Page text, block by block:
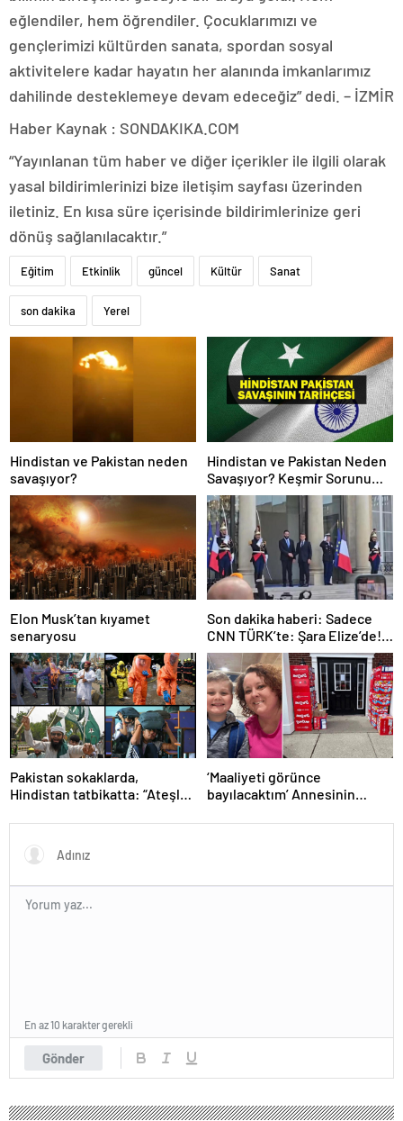
eğlendiler, hem öğrendiler. Çocuklarımızı ve
gençlerimizi kültürden sanata, spordan sosyal
aktivitelere kadar hayatın her alanında imkanlarımız
dahilinde desteklemeye devam edeceğiz” dedi. – İZMİR
Haber Kaynak : SONDAKIKA.COM
“Yayınlanan tüm haber ve diğer içerikler ile ilgili olarak
yasal bildirimlerinizi bize iletişim sayfası üzerinden
iletiniz. En kısa süre içerisinde bildirimlerinize geri
dönüş sağlanılacaktır.”
Eğitim Etkinlik güncel Kültür Sanat
son dakika Yerel
Hindistan ve Pakistan neden
savaşıyor?
Hindistan ve Pakistan Neden
Savaşıyor? Keşmir Sorunu
Nedir? Neden Savaş Başladı?
İşte Hindistan Pakistan
Savaşının Tarihçesi!
Elon Musk’tan kıyamet
senaryosu
Son dakika haberi: Sadece
CNN TÜRK’te: Şara Elize’de!
Suriye Lideri, Macron ile
görüşüyor
Pakistan sokaklarda,
Hindistan tatbikatta: “Ateşle
‘Maaliyeti görünce
bayılacaktım’ Annesinin
lolipop aldı
Gönder
En az 10 karakter gerekli